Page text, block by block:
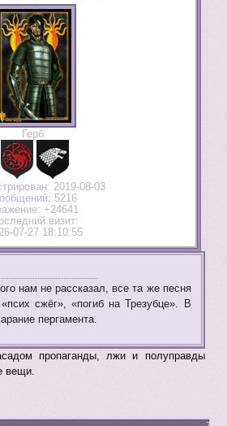
Герб:
: 2019-08-03
5216
+24641
визит:
07-27 18:10:55
нам не рассказал, все та же песня
сжёг», «погиб на Трезубце». В
пергамента.
пропаганды, лжи и полуправды
вещи.